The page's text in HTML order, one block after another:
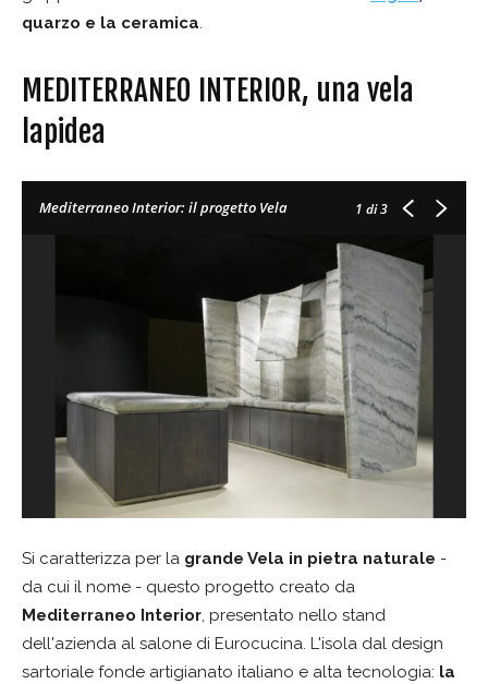
quarzo e la ceramica.
MEDITERRANEO INTERIOR, una vela
lapidea
Mediterraneo Interior: il progetto Vela 1 di 3
Si caratterizza per la grande Vela in pietra naturale -
da cui il nome - questo progetto creato da
Mediterraneo Interior, presentato nello stand
dell'azienda al salone di Eurocucina. L'isola dal design
sartoriale fonde artigianato italiano e alta tecnologia: la